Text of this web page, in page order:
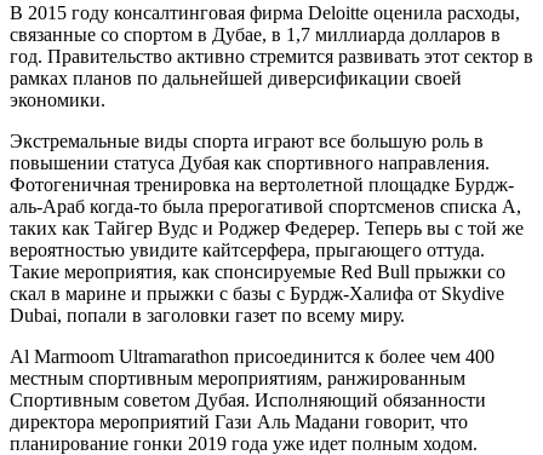
В 2015 году консалтинговая фирма Deloitte оценила расходы,
связанные со спортом в Дубае, в 1,7 миллиарда долларов в
год. Правительство активно стремится развивать этот сектор в
рамках планов по дальнейшей диверсификации своей
экономики.
Экстремальные виды спорта играют все большую роль в
повышении статуса Дубая как спортивного направления.
Фотогеничная тренировка на вертолетной площадке Бурдж-
аль-Араб когда-то была прерогативой спортсменов списка А,
таких как Тайгер Вудс и Роджер Федерер. Теперь вы с той же
вероятностью увидите кайтсерфера, прыгающего оттуда.
Такие мероприятия, как спонсируемые Red Bull прыжки со
скал в марине и прыжки с базы с Бурдж-Халифа от Skydive
Dubai, попали в заголовки газет по всему миру.
Al Marmoom Ultramarathon присоединится к более чем 400
местным спортивным мероприятиям, ранжированным
Спортивным советом Дубая. Исполняющий обязанности
директора мероприятий Гази Аль Мадани говорит, что
планирование гонки 2019 года уже идет полным ходом.